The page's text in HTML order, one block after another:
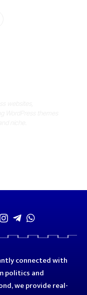
connected with
politics and
we provide real-